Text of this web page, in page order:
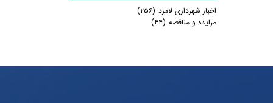
اخبار شهرداری لامرد (۲۵۶)
مزایده و مناقصه (۴۴)